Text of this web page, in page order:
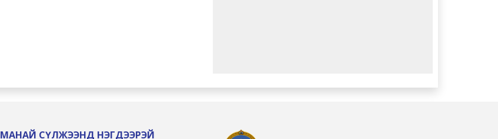
МАНАЙ СҮЛЖЭЭНД НЭГДЭЭРЭЙ